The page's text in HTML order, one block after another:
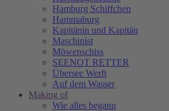
Hamburg Schiffchen
Hammaburg
Kapitänin und Kapitän
Maschinist
Möwenschiss
SEENOT RETTER
Übersee Werft
Auf dem Wasser
Making of
Wie alles begann